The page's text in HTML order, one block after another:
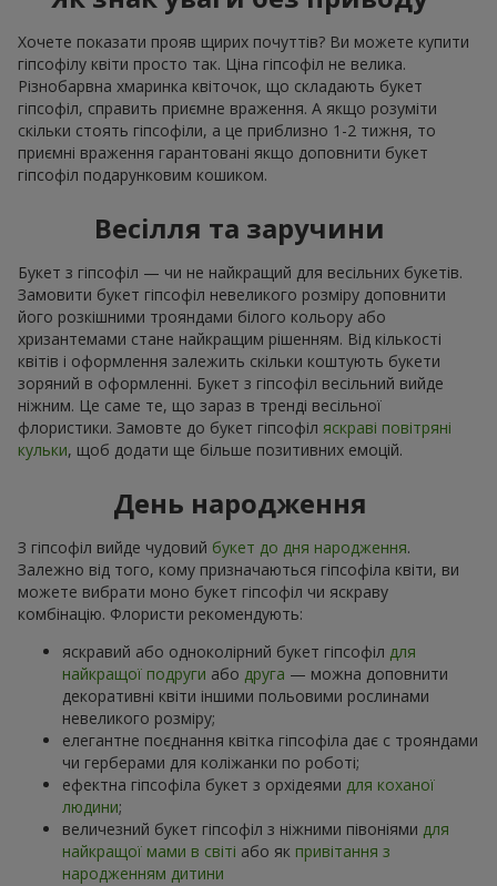
Хочете показати прояв щирих почуттів? Ви можете купити
гіпсофілу квіти просто так. Ціна гіпсофіл не велика.
Різнобарвна хмаринка квіточок, що складають букет
гіпсофіл, справить приємне враження. А якщо розуміти
скільки стоять гіпсофіли, а це приблизно 1-2 тижня, то
приємні враження гарантовані якщо доповнити букет
гіпсофіл подарунковим кошиком.
Весілля та заручини
Букет з гіпсофіл — чи не найкращий для весільних букетів.
Замовити букет гіпсофіл невеликого розміру доповнити
його розкішними трояндами білого кольору або
хризантемами стане найкращим рішенням. Від кількості
квітів і оформлення залежить скільки коштують букети
зоряний в оформленні. Букет з гіпсофіл весільний вийде
ніжним. Це саме те, що зараз в тренді весільної
флористики. Замовте до букет гіпсофіл яскраві повітряні
кульки, щоб додати ще більше позитивних емоцій.
День народження
З гіпсофіл вийде чудовий букет до дня народження.
Залежно від того, кому призначаються гіпсофіла квіти, ви
можете вибрати моно букет гіпсофіл чи яскраву
комбінацію. Флористи рекомендують:
яскравий або одноколірний букет гіпсофіл для
найкращої подруги або друга — можна доповнити
декоративні квіти іншими польовими рослинами
невеликого розміру;
елегантне поєднання квітка гіпсофіла дає с трояндами
чи герберами для коліжанки по роботі;
ефектна гіпсофіла букет з орхідеями для коханої
людини;
величезний букет гіпсофіл з ніжними півоніями для
найкращої мами в світі або як привітання з
народженням дитини